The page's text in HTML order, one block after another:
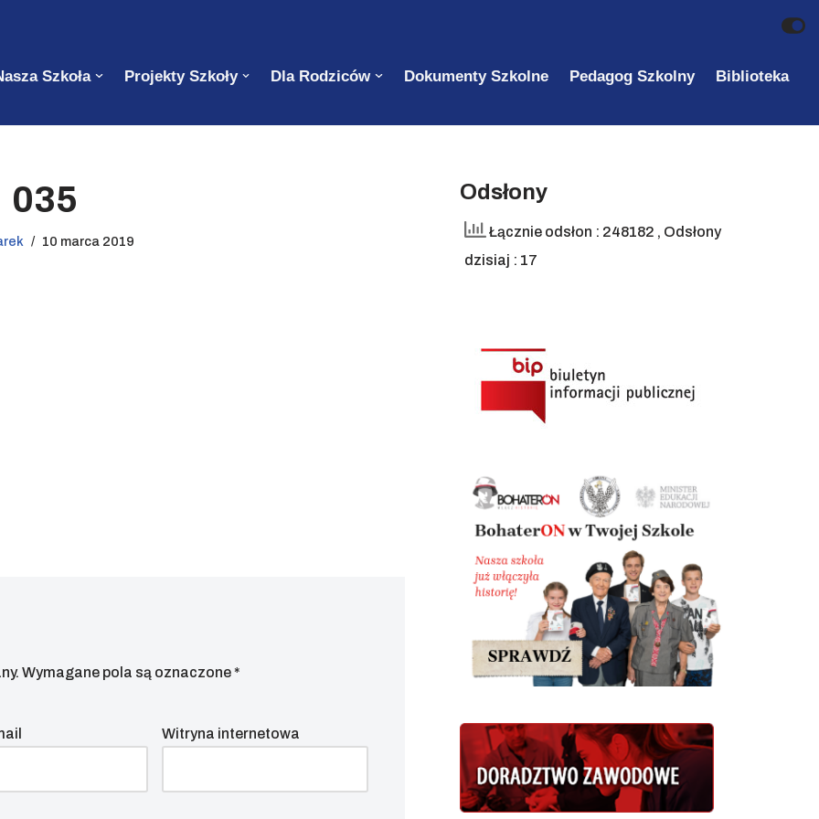
Szkoła Projekty Szkoły Dla Rodziców Dokumenty Szkolne Pedagog Szkolny Biblioteka
035
10 marca 2019
Wymagane pola są oznaczone*
Witryna internetowa
Odsłony
Łącznie odsłon : 248182 , Odsłony
dzisiaj : 17